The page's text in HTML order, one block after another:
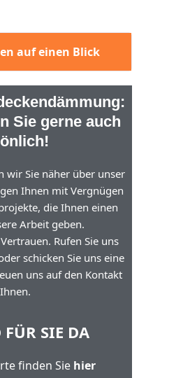
auf einen Blick
Sie gerne auch
wir Sie näher über unser
Ihnen mit Vergnügen
die Ihnen einen
Arbeit geben.
Rufen Sie uns
schicken Sie uns eine
uns auf den Kontakt
SIE DA
finden Sie hier